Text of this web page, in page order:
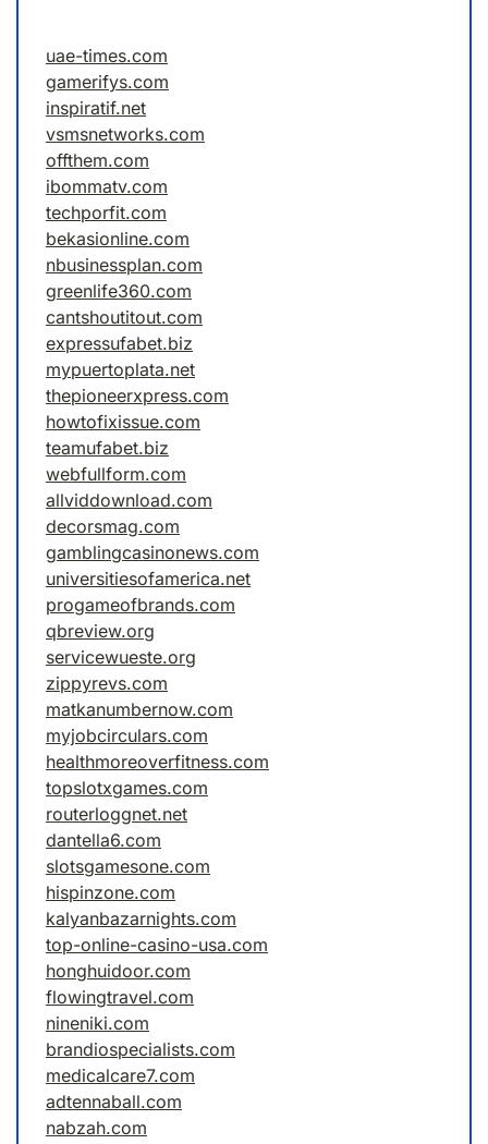
uae-times.com
gamerifys.com
inspiratif.net
vsmsnetworks.com
offthem.com
ibommatv.com
techporfit.com
bekasionline.com
nbusinessplan.com
greenlife360.com
cantshoutitout.com
expressufabet.biz
mypuertoplata.net
thepioneerxpress.com
howtofixissue.com
teamufabet.biz
webfullform.com
allviddownload.com
decorsmag.com
gamblingcasinonews.com
universitiesofamerica.net
progameofbrands.com
qbreview.org
servicewueste.org
zippyrevs.com
matkanumbernow.com
myjobcirculars.com
healthmoreoverfitness.com
topslotxgames.com
routerloggnet.net
dantella6.com
slotsgamesone.com
hispinzone.com
kalyanbazarnights.com
top-online-casino-usa.com
honghuidoor.com
flowingtravel.com
nineniki.com
brandiospecialists.com
medicalcare7.com
adtennaball.com
nabzah.com